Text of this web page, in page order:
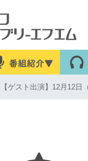
【ゲスト出演】12月12日